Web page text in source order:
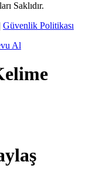
Saklıdır.
Güvenlik Politikası
Al